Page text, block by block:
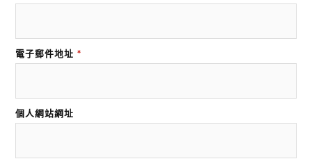
電子郵件地址 *
個人網站網址